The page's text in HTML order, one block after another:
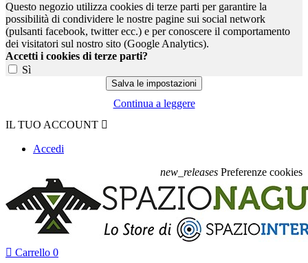
Questo negozio utilizza cookies di terze parti per garantire la
possibilità di condividere le nostre pagine sui social network
(pulsanti facebook, twitter ecc.) e per conoscere il comportamento
dei visitatori sul nostro sito (Google Analytics).
Accetti i cookies di terze parti?
Sì
Continua a leggere
IL TUO ACCOUNT 
Accedi
new_releases Preferenze cookies
 Carrello 0